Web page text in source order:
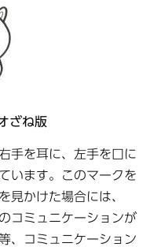
ざね版
手を耳に、左手を口に
います。このマークを
見かけた場合には、
コミュニケーションが
、コミュニケーション